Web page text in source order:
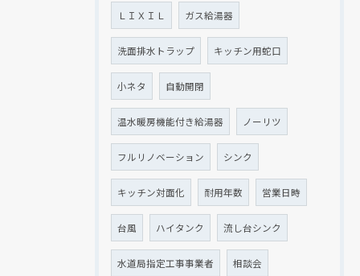
ＬＩＸＩＬ ガス給湯器
洗面排水トラップ キッチン用蛇口
小ネタ 自動開閉
温水暖房機能付き給湯器 ノーリツ
フルリノベーション シンク
キッチン対面化 耐用年数 営業日時
台風 ハイタンク 流し台シンク
水道局指定工事事業者 相談会